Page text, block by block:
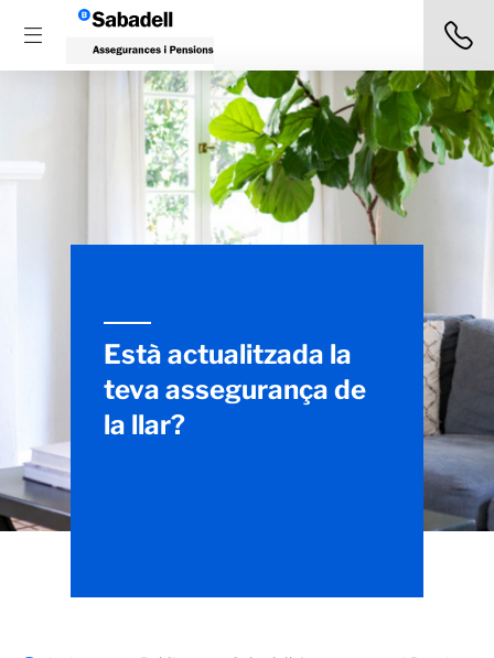
Està actualitzada la
teva assegurança de
la llar?